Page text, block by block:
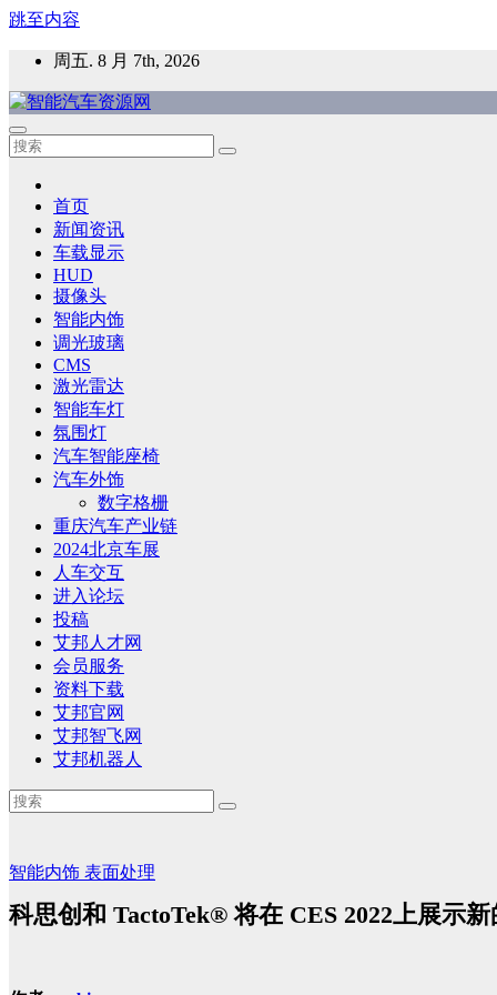
跳至内容
周五. 8 月 7th, 2026
智能汽车资源网
智能表面，智能内饰，新能源汽车，HMI，人车交互，智能车
首页
新闻资讯
车载显示
HUD
摄像头
智能内饰
调光玻璃
CMS
激光雷达
智能车灯
氛围灯
汽车智能座椅
汽车外饰
数字格栅
重庆汽车产业链
2024北京车展
人车交互
进入论坛
投稿
艾邦人才网
会员服务
资料下载
艾邦官网
艾邦智飞网
艾邦机器人
智能内饰 表面处理
科思创和 TactoTek® 将在 CES 2022上展示